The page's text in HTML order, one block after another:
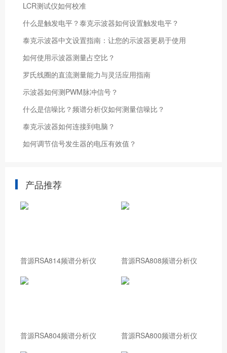
LCR测试仪如何校准
什么是触发电平？泰克示波器如何设置触发电平？
泰克示波器中文设置指南：让您的示波器更易于使用
如何使用示波器测量占空比？
罗氏线圈的直流测量能力与灵活应用指南
示波器如何测PWM脉冲信号？
什么是信噪比？频谱分析仪如何测量信噪比？
泰克示波器如何连接到电脑？
如何调节信号发生器的电压有效值？
产品推荐
普源RSA814频谱分析仪 普源RSA808频谱分析仪
普源RSA804频谱分析仪 普源RSA800频谱分析仪